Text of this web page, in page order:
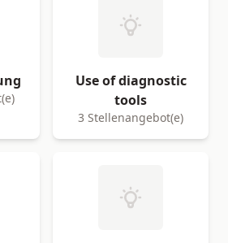
Use of diagnostic
tools
3 Stellenangebot(e)